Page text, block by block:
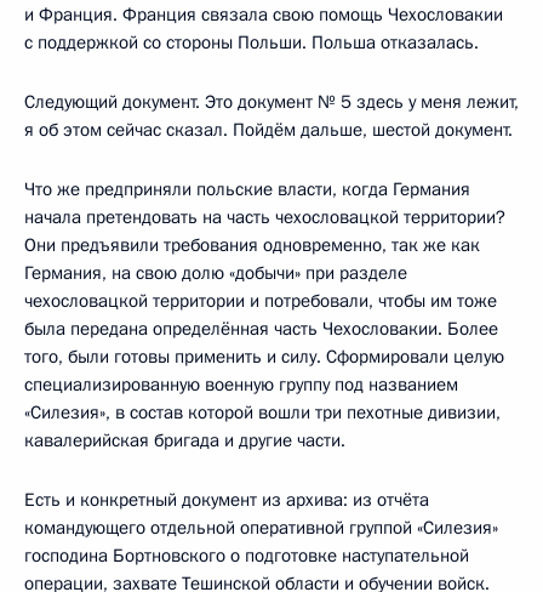
и Франция. Франция связала свою помощь Чехословакии
с поддержкой со стороны Польши. Польша отказалась.
Следующий документ. Это документ № 5 здесь у меня лежит,
я об этом сейчас сказал. Пойдём дальше, шестой документ.
Что же предприняли польские власти, когда Германия
начала претендовать на часть чехословацкой территории?
Они предъявили требования одновременно, так же как
Германия, на свою долю «добычи» при разделе
чехословацкой территории и потребовали, чтобы им тоже
была передана определённая часть Чехословакии. Более
того, были готовы применить и силу. Сформировали целую
специализированную военную группу под названием
«Силезия», в состав которой вошли три пехотные дивизии,
кавалерийская бригада и другие части.
Есть и конкретный документ из архива: из отчёта
командующего отдельной оперативной группой «Силезия»
господина Бортновского о подготовке наступательной
операции, захвате Тешинской области и обучении войск.